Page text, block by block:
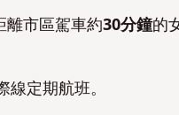
離市區駕車約30分鐘的
定期航班。